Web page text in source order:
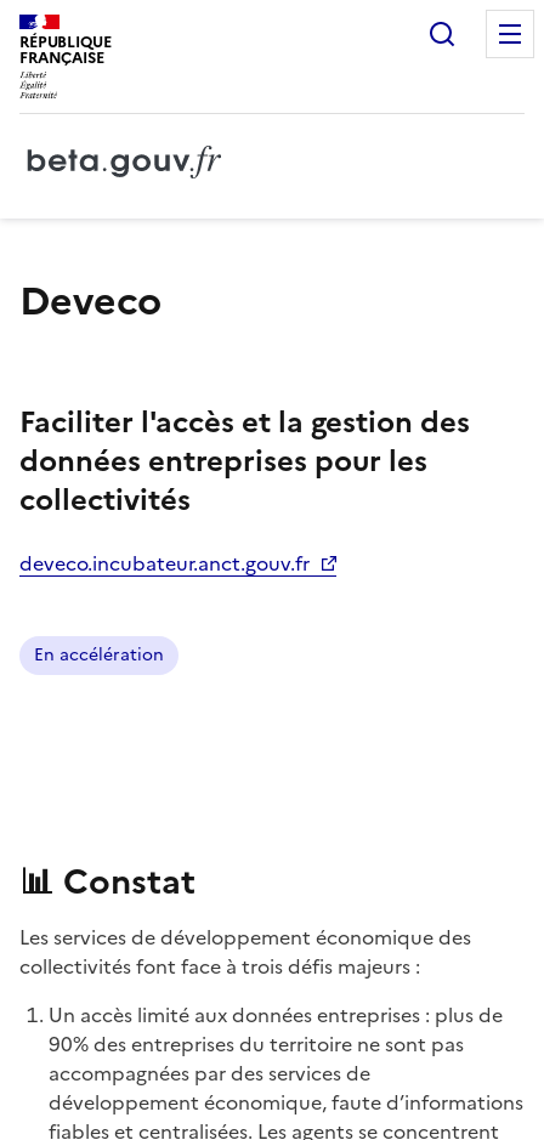
RÉPUBLIQUE
FRANÇAISE
Deveco
Faciliter l'accès et la gestion des
données entreprises pour les
collectivités
deveco.incubateur.anct.gouv.fr
En accélération
📊 Constat
Les services de développement économique des
collectivités font face à trois défis majeurs :
Un accès limité aux données entreprises : plus de
90% des entreprises du territoire ne sont pas
accompagnées par des services de
développement économique, faute d’informations
fiables et centralisées. Les agents se concentrent